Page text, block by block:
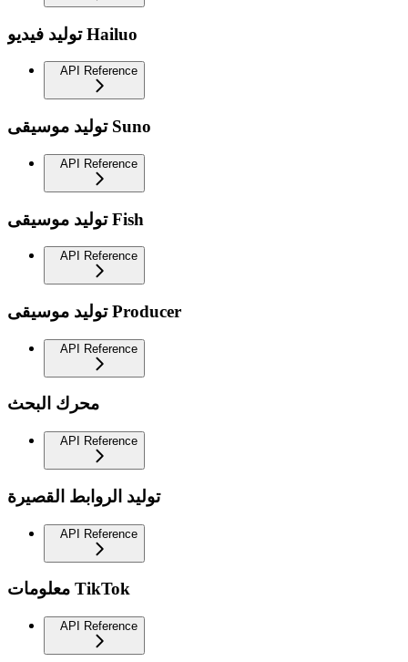
توليد فيديو Hailuo
API Reference
توليد موسيقى Suno
API Reference
توليد موسيقى Fish
API Reference
توليد موسيقى Producer
API Reference
محرك البحث
API Reference
توليد الروابط القصيرة
API Reference
معلومات TikTok
API Reference